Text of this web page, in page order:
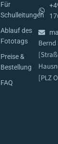
Für
Schulleitungen
Ablauf des
Fototags
Preise &
Bestellung
FAQ
Bernd
[PLZ